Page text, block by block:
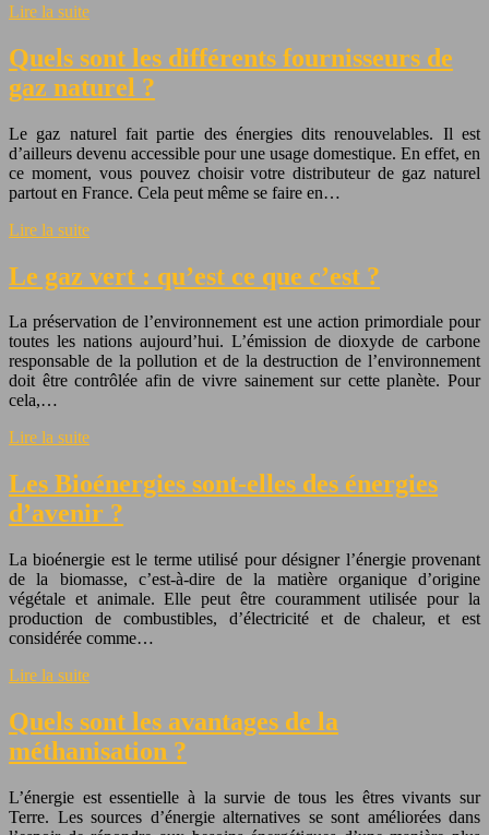
Lire la suite
Quels sont les différents fournisseurs de
gaz naturel ?
Le gaz naturel fait partie des énergies dits renouvelables. Il est
d’ailleurs devenu accessible pour une usage domestique. En effet, en
ce moment, vous pouvez choisir votre distributeur de gaz naturel
partout en France. Cela peut même se faire en…
Lire la suite
Le gaz vert : qu’est ce que c’est ?
La préservation de l’environnement est une action primordiale pour
toutes les nations aujourd’hui. L’émission de dioxyde de carbone
responsable de la pollution et de la destruction de l’environnement
doit être contrôlée afin de vivre sainement sur cette planète. Pour
cela,…
Lire la suite
Les Bioénergies sont-elles des énergies
d’avenir ?
La bioénergie est le terme utilisé pour désigner l’énergie provenant
de la biomasse, c’est-à-dire de la matière organique d’origine
végétale et animale. Elle peut être couramment utilisée pour la
production de combustibles, d’électricité et de chaleur, et est
considérée comme…
Lire la suite
Quels sont les avantages de la
méthanisation ?
L’énergie est essentielle à la survie de tous les êtres vivants sur
Terre. Les sources d’énergie alternatives se sont améliorées dans